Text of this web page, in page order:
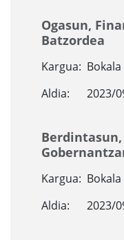
Ogasun,
Batzordea
Kargua: Bokala
Aldia:
2023/
Kargua: Bokala
Aldia:
2023/